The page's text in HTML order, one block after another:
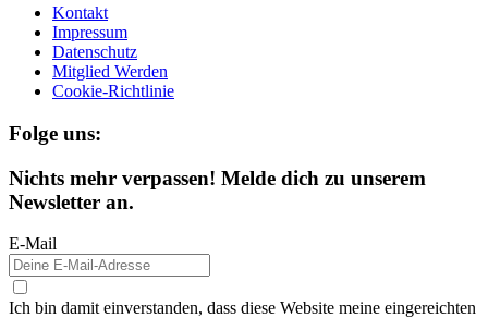
Kontakt
Impressum
Datenschutz
Mitglied Werden
Cookie-Richtlinie
Folge uns:
Nichts mehr verpassen! Melde dich zu unserem
Newsletter an.
E-Mail
Ich bin damit einverstanden, dass diese Website meine eingereichten